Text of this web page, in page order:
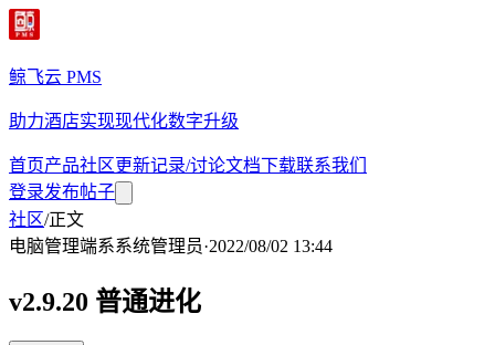
鲸飞云 PMS
助力酒店实现现代化数字升级
首页产品社区更新记录/讨论文档下载联系我们
登录发布帖子
社区/正文
电脑管理端系系统管理员·2022/08/02 13:44
v2.9.20 普通进化